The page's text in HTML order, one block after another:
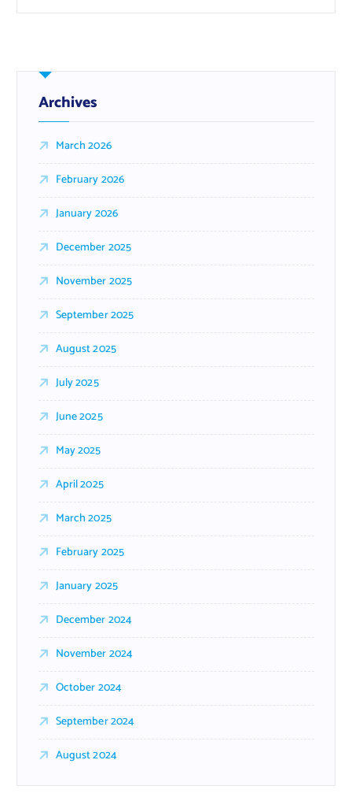
Archives
March 2026
February 2026
January 2026
December 2025
November 2025
September 2025
August 2025
July 2025
June 2025
May 2025
April 2025
March 2025
February 2025
January 2025
December 2024
November 2024
October 2024
September 2024
August 2024